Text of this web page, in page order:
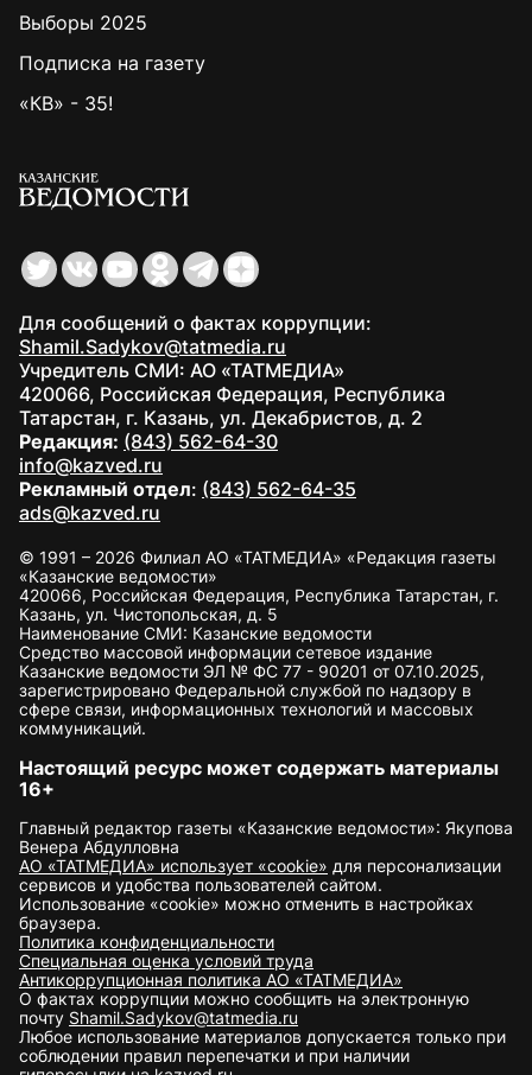
Выборы 2025
Подписка на газету
«КВ» - 35!
Для сообщений о фактах коррупции:
Shamil.Sadykov@tatmedia.ru
Учредитель СМИ: АО «ТАТМЕДИА»
420066, Российская Федерация, Республика
Татарстан, г. Казань, ул. Декабристов, д. 2
Редакция: (843) 562-64-30
info@kazved.ru
Рекламный отдел: (843) 562-64-35
ads@kazved.ru
© 1991 – 2026 Филиал АО «ТАТМЕДИА» «Редакция газеты
«Казанские ведомости»
420066, Российская Федерация, Республика Татарстан, г.
Казань, ул. Чистопольская, д. 5
Наименование СМИ: Казанские ведомости
Средство массовой информации сетевое издание
Казанские ведомости ЭЛ № ФС 77 - 90201 от 07.10.2025,
зарегистрировано Федеральной службой по надзору в
сфере связи, информационных технологий и массовых
коммуникаций.
Настоящий ресурс может содержать материалы
16+
Главный редактор газеты «Казанские ведомости»: Якупова
Венера Абдулловна
АО «ТАТМЕДИА» использует «cookie» для персонализации
сервисов и удобства пользователей сайтом.
Использование «cookie» можно отменить в настройках
браузера.
Политика конфиденциальности
Специальная оценка условий труда
Антикоррупционная политика АО «ТАТМЕДИА»
О фактах коррупции можно сообщить на электронную
почту Shamil.Sadykov@tatmedia.ru
Любое использование материалов допускается только при
соблюдении правил перепечатки и при наличии